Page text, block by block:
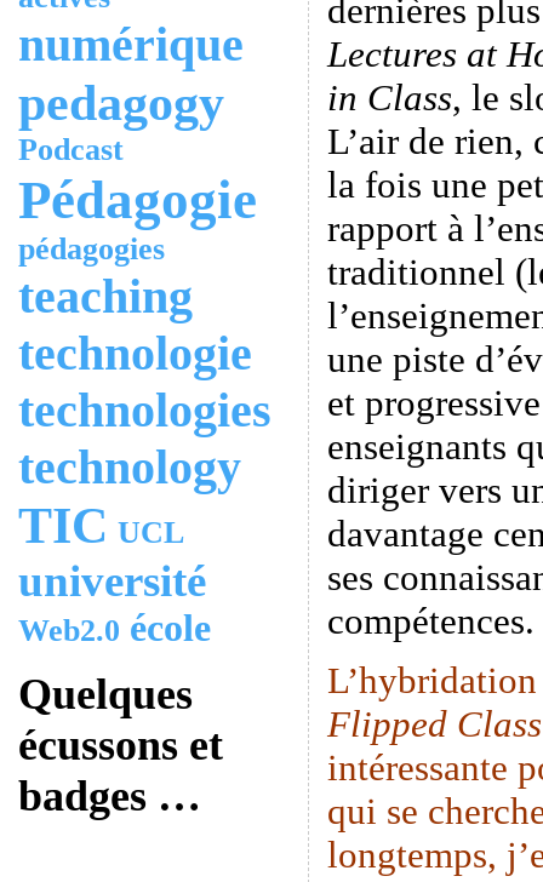
numérique
pedagogy
Podcast
Pédagogie
pédagogies
teaching
technologie
technologies
technology
TIC UCL
université
Web2.0 école
Quelques
écussons et
badges …
dernières
Lectures at
in Class, le
L’air de rien,
la fois une
rapport à
traditionnel
une piste
et
enseignants
diriger vers
davantage
ses
compétences.
Flipped
intéressante
qui se
longtemps,